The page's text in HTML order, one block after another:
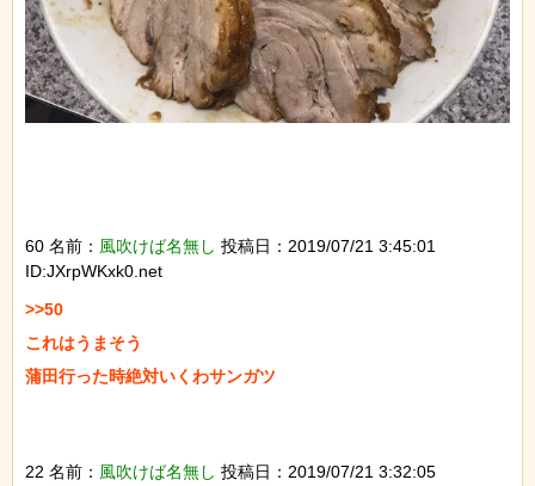
60 名前： 風吹けば名無し 投稿日：2019/07/21 3:45:01
ID:JXrpWKxk0.net
>>50
これはうまそう
蒲田行った時絶対いくわサンガツ
22 名前： 風吹けば名無し 投稿日：2019/07/21 3:32:05